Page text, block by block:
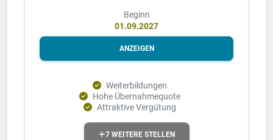
Beginn
01.09.2027
ANZEIGEN
Weiterbildungen
Hohe Übernahmequote
Attraktive Vergütung
7 WEITERE STELLEN